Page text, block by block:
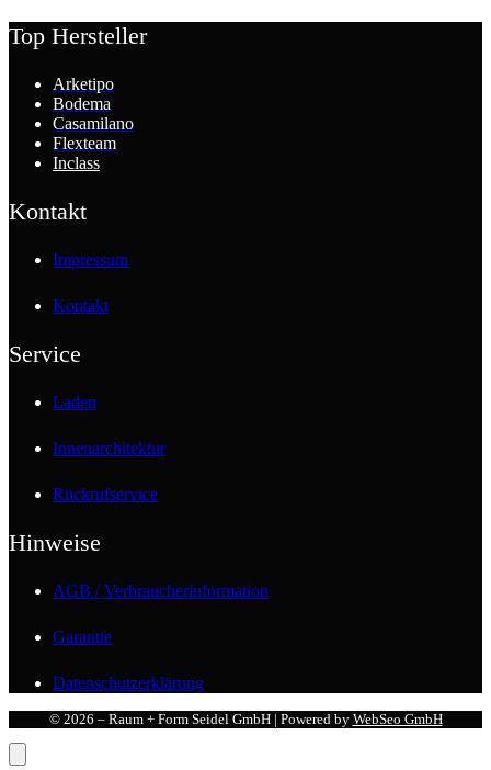
Top Hersteller
Arketipo
Bodema
Casamilano
Flexteam
Inclass
Kontakt
Impressum
Kontakt
Service
Laden
Innenarchitektur
Rückrufservice
Hinweise
AGB / Verbraucherinformation
Garantie
Datenschutzerklärung
© 2026 – Raum + Form Seidel GmbH | Powered by WebSeo GmbH